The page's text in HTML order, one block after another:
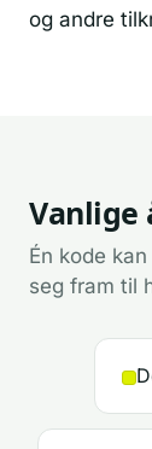
og andre
Vanlige
Én kode
seg fram til